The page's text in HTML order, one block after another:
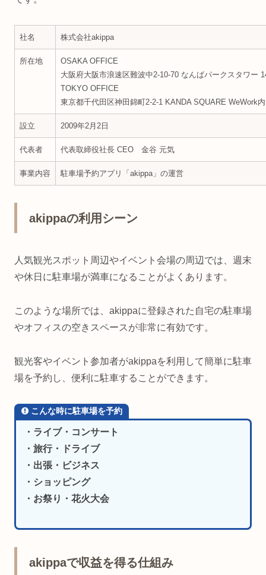
社名 株式会社akippa
所在地
OSAKA OFFICE
大阪府大阪市浪速区難波中2-10-70 なんばパークスタワー
TOKYO OFFICE
東京都千代田区神田錦町2-2-1 KANDA SQUARE WeWork内
設立 2009年2月2日
代表者 代表取締役社長 CEO 金谷 元気
事業内容 駐車場予約アプリ「akippa」の運営
akippaの利用シーン
人気観光スポット周辺やイベント会場の周辺では、週末
や休日に駐車場が満車になることがよくあります。
このような場所では、akippaに登録された自宅の駐車場
やオフィスの空きスペースが非常に有効です。
観光客やイベント参加者がakippaを利用して簡単に駐車
場を予約し、便利に駐車することができます。
こんな時に駐車場を予約
・ライブ・コンサート
・旅行・ドライブ
・出張・ビジネス
・ショッピング
・お祭り・花火大会
akippaで収益を得る仕組み